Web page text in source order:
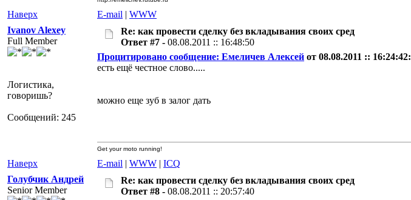
Наверх E-mail | WWW
Ivanov Alexey
Full Member
Логистика,
говоришь?
Сообщений: 245
Re: как провести сделку без вкладывания своих сред
Ответ #7 - 08.08.2011 :: 16:48:50
Процитировано сообщение: Емеличев Алексей от 08.08.2011 :: 16:24:42:
есть ещё честное слово.....
можно еще зуб в залог дать
Наверх
Get your moto running!
E-mail | WWW | ICQ
Голубчик Андрей
Senior Member
Re: как провести сделку без вкладывания своих сред
Ответ #8 - 08.08.2011 :: 20:57:40